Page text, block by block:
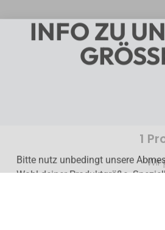
1
Bitte nutz unbedingt unsere
Wahl deiner Produktgröße.